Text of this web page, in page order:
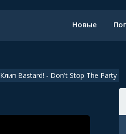
Новые
Клип Bastard! - Don't Stop The Party